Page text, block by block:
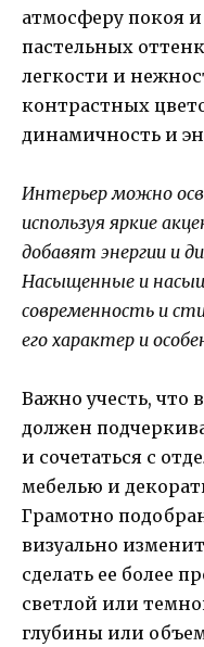
атмосферу покоя
пастельных
легкости и
контрастных
динамичность и
Интерьер можно
используя яркие
добавят энергии и
Насыщенные и
современность и
его характер и
Важно учесть, что
должен
и сочетаться с
мебелью и
Грамотно
визуально
сделать ее более
светлой или
глубины или